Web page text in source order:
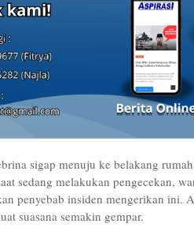
sigap menuju ke belakang
sedang melakukan pengecekan,
penyebab insiden mengerikan ini.
suasana semakin gempar.